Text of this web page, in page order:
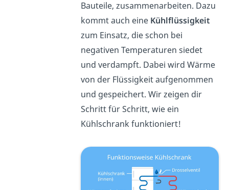
Bauteile, zusammenarbeiten. Dazu
kommt auch eine Kühlflüssigkeit
zum Einsatz, die schon bei
negativen Temperaturen siedet
und verdampft. Dabei wird Wärme
von der Flüssigkeit aufgenommen
und gespeichert. Wir zeigen dir
Schritt für Schritt, wie ein
Kühlschrank funktioniert!